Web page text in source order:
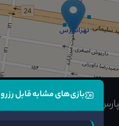
خیابان اخوت
بازی‌های مشابه قابل رزرو